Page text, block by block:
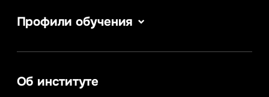
Профили обучения
Информатика
аналитика
Управление в сфере коммерческой
Об институте